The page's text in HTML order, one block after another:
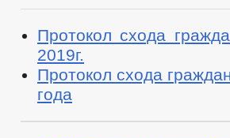
ПРОЕКТЫ АДМИНИСТРАТИВНЫХ
СТАНДАРТЫ МУНИЦИПАЛЬНЫХ УСЛУГ
ПРИЕМ ГРАЖДАН
ОБРАЩЕНИЕ К ГЛАВЕ
РЕГЛАМЕНТ
Протокол схода
2019г.
Протокол схода
года